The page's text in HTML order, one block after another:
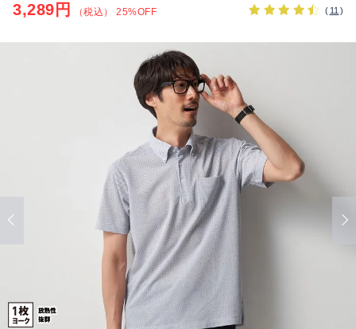
3,289円 （税込） 25%OFF ( 11 )